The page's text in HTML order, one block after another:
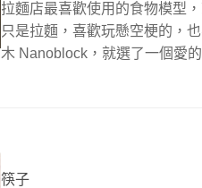
拉麵店最喜歡使用的食物模型
只是拉麵，喜歡玩懸空梗的，
木 Nanoblock，就選了一個愛
筷子